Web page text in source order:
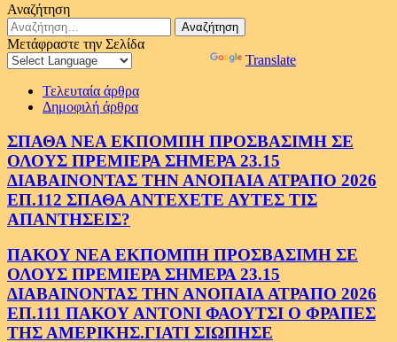
Αναζήτηση
Αναζήτηση
για:
Μετάφραστε την Σελίδα
Translate
Τελευταία άρθρα
Δημοφιλή άρθρα
ΣΠΑΘΑ ΝΕΑ ΕΚΠΟΜΠΗ ΠΡΟΣΒΑΣΙΜΗ ΣΕ
ΟΛΟΥΣ ΠΡΕΜΙΕΡΑ ΣΗΜΕΡΑ 23.15
ΔΙΑΒΑΙΝΟΝΤΑΣ ΤΗΝ ΑΝΟΠΑΙΑ ΑΤΡΑΠΟ 2026
ΕΠ.112 ΣΠΑΘΑ ΑΝΤΕΧΕΤΕ ΑΥΤΕΣ ΤΙΣ
ΑΠΑΝΤΗΣΕΙΣ?
ΠΑΚΟΥ ΝΕΑ ΕΚΠΟΜΠΗ ΠΡΟΣΒΑΣΙΜΗ ΣΕ
ΟΛΟΥΣ ΠΡΕΜΙΕΡΑ ΣΗΜΕΡΑ 23.15
ΔΙΑΒΑΙΝΟΝΤΑΣ ΤΗΝ ΑΝΟΠΑΙΑ ΑΤΡΑΠΟ 2026
ΕΠ.111 ΠΑΚΟΥ ΑΝΤΟΝΙ ΦΑΟΥΤΣΙ Ο ΦΡΑΠΕΣ
ΤΗΣ ΑΜΕΡΙΚΗΣ.ΓΙΑΤΙ ΣΙΩΠΗΣΕ